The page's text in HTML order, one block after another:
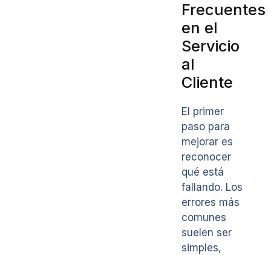
Frecuentes
en el
Servicio
al
Cliente
El primer
paso para
mejorar es
reconocer
qué está
fallando. Los
errores más
comunes
suelen ser
simples,